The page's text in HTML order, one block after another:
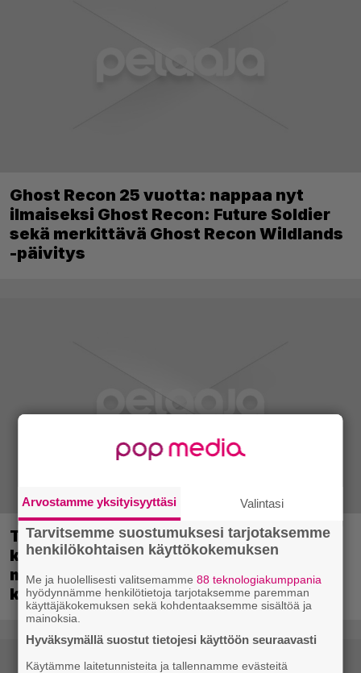
Ghost Recon 25 vuotta: nappaa nyt
ilmaiseksi Ghost Recon: Future Soldier
sekä merkittävä Ghost Recon Wildlands
-päivitys
Tulevassa ajopelissä voi kokea
kyytipalveluyrittäjän arjen – jokaisella
matkustajalla on oma hulvaton,
koskettava tai outo tarinansa
Arvostamme yksityisyyttäsi Valintasi
Tarvitsemme suostumuksesi tarjotaksemme
henkilökohtaisen käyttökokemuksen
Me ja huolellisesti valitsemamme88 teknologiakumppania
hyödynnämme henkilötietoja tarjotaksemme paremman
käyttäjäkokemuksen sekä kohdentaaksemme sisältöä ja
mainoksia.
Hyväksymällä suostut tietojesi käyttöön seuraavasti
Käytämme laitetunnisteita ja tallennamme evästeitä